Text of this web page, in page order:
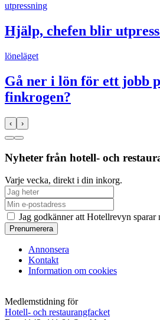
utpressning
Hjälp, chefen blir
löneläget
Gå ner i lön för ett jobb
finkrogen?
‹ ›
Nyheter från hotell- och
Varje vecka, direkt i din inkorg.
Jag godkänner att Hotellrevyn sparar
Annonsera
Kontakt
Information om cookies
Medlemstidning för
Hotell- och restaurangfacket